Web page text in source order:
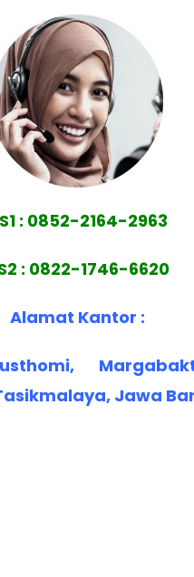
: 0852-2164-2963
: 0822-1746-6620
Alamat Kantor :
Jawa